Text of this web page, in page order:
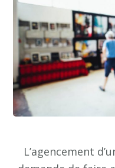
L’agencement